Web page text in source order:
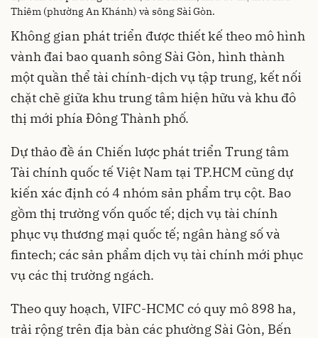
Thiêm (phường An Khánh) và sông Sài Gòn.
Không gian phát triển được thiết kế theo mô hình
vành đai bao quanh sông Sài Gòn, hình thành
một quần thể tài chính-dịch vụ tập trung, kết nối
chặt chẽ giữa khu trung tâm hiện hữu và khu đô
thị mới phía Đông Thành phố.
Dự thảo đề án Chiến lược phát triển Trung tâm
Tài chính quốc tế Việt Nam tại TP.HCM cũng dự
kiến xác định có 4 nhóm sản phẩm trụ cột. Bao
gồm thị trường vốn quốc tế; dịch vụ tài chính
phục vụ thương mại quốc tế; ngân hàng số và
fintech; các sản phẩm dịch vụ tài chính mới phục
vụ các thị trường ngách.
Theo quy hoạch, VIFC-HCMC có quy mô 898 ha,
trải rộng trên địa bàn các phường Sài Gòn, Bến